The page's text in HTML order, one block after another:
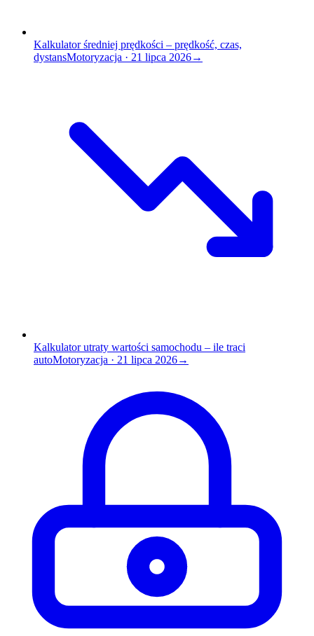
Kalkulator średniej prędkości – prędkość, czas,
dystansMotoryzacja · 21 lipca 2026→
Kalkulator utraty wartości samochodu – ile traci
autoMotoryzacja · 21 lipca 2026→